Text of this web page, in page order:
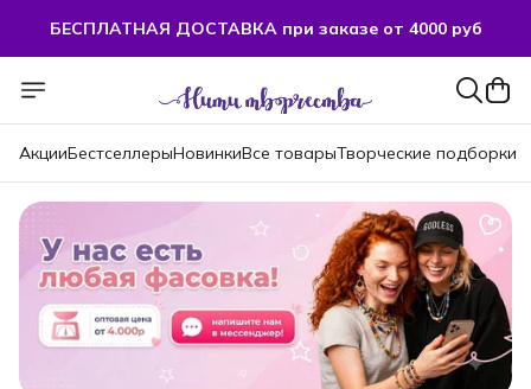
БЕСПЛАТНАЯ ДОСТАВКА при заказе от 4000 руб
АкцииБестселлерыНовинкиВсе товарыТворческие подборки